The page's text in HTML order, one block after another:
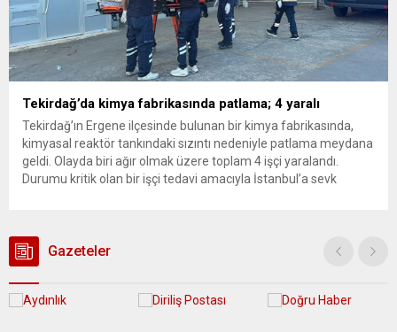
Tekirdağ’da kimya fabrikasında patlama; 4 yaralı
Tekirdağ’ın Ergene ilçesinde bulunan bir kimya fabrikasında,
kimyasal reaktör tankındaki sızıntı nedeniyle patlama meydana
geldi. Olayda biri ağır olmak üzere toplam 4 işçi yaralandı.
Durumu kritik olan bir işçi tedavi amacıyla İstanbul’a sevk
Gazeteler